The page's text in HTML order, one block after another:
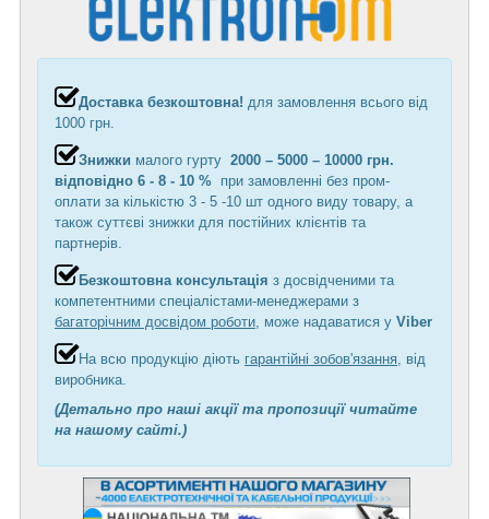
Доставка безкоштовна! для замовлення всього від
1000 грн.
Знижки малого гурту 2000 – 5000 – 10000 грн.
відповідно 6 - 8 - 10 % при замовленні без пром-
оплати за кількістю 3 - 5 -10 шт одного виду товару, а
також суттєві знижки для постійних клієнтів та
партнерів.
Безкоштовна консультація з досвідченими та
компетентними спеціалістами-менеджерами з
багаторічним досвідом роботи, може надаватися у Viber
На всю продукцію діють гарантійні зобов'язання, від
виробника.
(Детально про наші акції та пропозиції читайте
на нашому сайті.)